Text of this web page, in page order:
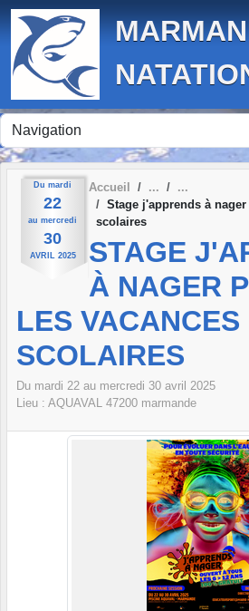
Du mardi
22
au mercredi
30
AVRIL 2025
Accueil
Stage j'apprends à
scolaires
STAGE
À NAGER
LES VACANCES
SCOLAIRES
Du mardi 22 au mercredi 30 avril 2025
Lieu : AQUAVAL 47200 marmande
Panneau de gestion des cookies